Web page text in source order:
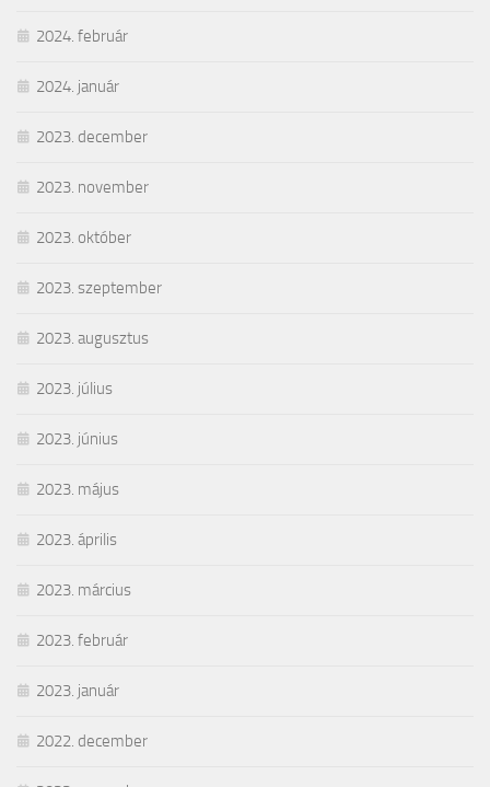
2024. február
2024. január
2023. december
2023. november
2023. október
2023. szeptember
2023. augusztus
2023. július
2023. június
2023. május
2023. április
2023. március
2023. február
2023. január
2022. december